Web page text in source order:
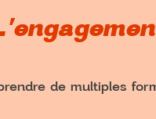
de multiples